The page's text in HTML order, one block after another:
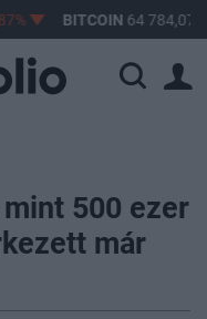
BITCOIN 64 784,07
500 ezer
már